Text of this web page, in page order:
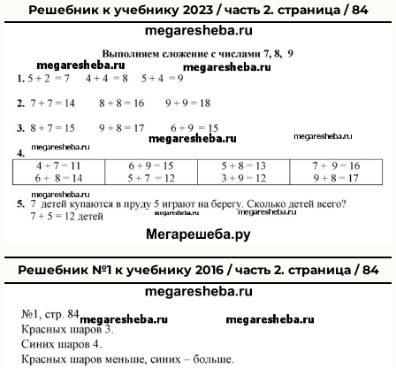
Решебник к учебнику 2023 / часть 2. страница / 84
Решебник №1 к учебнику 2016 / часть 2. страница / 84